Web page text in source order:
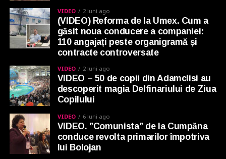
VIDEO 2 luni ago
(VIDEO) Reforma de la Umex. Cum a
găsit noua conducere a companiei:
110 angajați peste organigramă și
contracte controversate
VIDEO 2 luni ago
VIDEO – 50 de copii din Adamclisi au
descoperit magia Delfinariului de Ziua
Copilului
VIDEO 6 luni ago
VIDEO. ”Comunista” de la Cumpăna
conduce revolta primarilor împotriva
lui Bolojan